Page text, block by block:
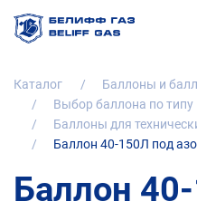
Каталог
Баллоны и
Выбор баллона по типу
Баллоны для
Баллон 40-150Л под
Баллон